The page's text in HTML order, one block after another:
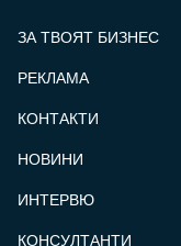
ЗА ТВОЯТ БИЗНЕС
РЕКЛАМА
КОНТАКТИ
НОВИНИ
ИНТЕРВЮ
КОНСУЛТАНТИ